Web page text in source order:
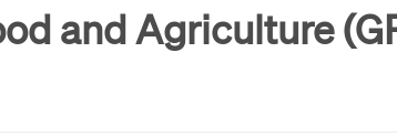
and Agriculture